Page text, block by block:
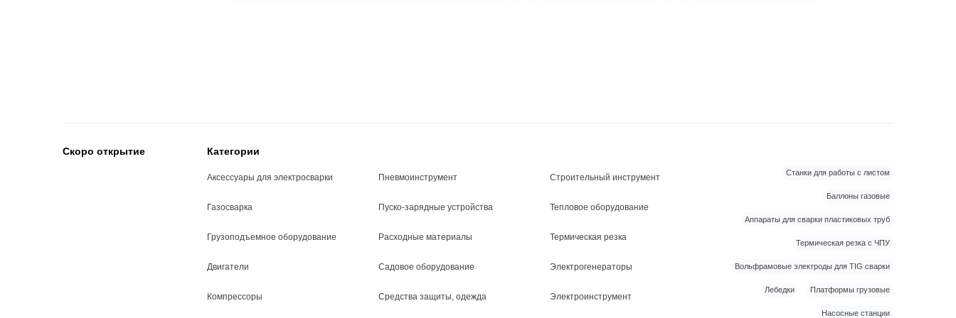
Скоро открытие Категории
Аксессуары для электросварки
Газосварка
Грузоподъемное оборудование
Двигатели
Компрессоры
Пневмоинструмент
Пуско-зарядные устройства
Расходные материалы
Садовое оборудование
Средства защиты, одежда
Строительный инструмент
Тепловое оборудование
Термическая резка
Электрогенераторы
Электроинструмент
Станки для работы с листом
Баллоны газовые
Аппараты для сварки пластиковых труб
Термическая резка с ЧПУ
Вольфрамовые электроды для TIG сварки
Лебедки Платформы грузовые
Насосные станции